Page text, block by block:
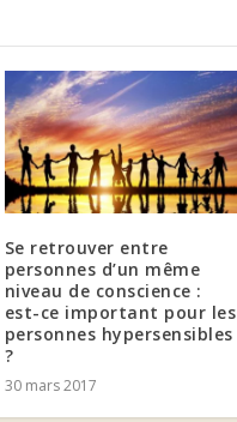
Se retrouver entre
personnes d’un même
niveau de conscience :
est-ce important pour les
personnes hypersensibles
?
30 mars 2017